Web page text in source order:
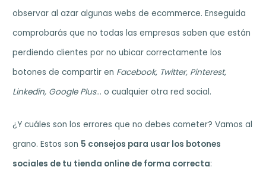
observar al azar algunas webs de ecommerce. Enseguida
comprobarás que no todas las empresas saben que están
perdiendo clientes por no ubicar correctamente los
botones de compartir en Facebook, Twitter, Pinterest,
Linkedin, Google Plus… o cualquier otra red social.
¿Y cuáles son los errores que no debes cometer? Vamos al
grano. Estos son 5 consejos para usar los botones
sociales de tu tienda online de forma correcta: